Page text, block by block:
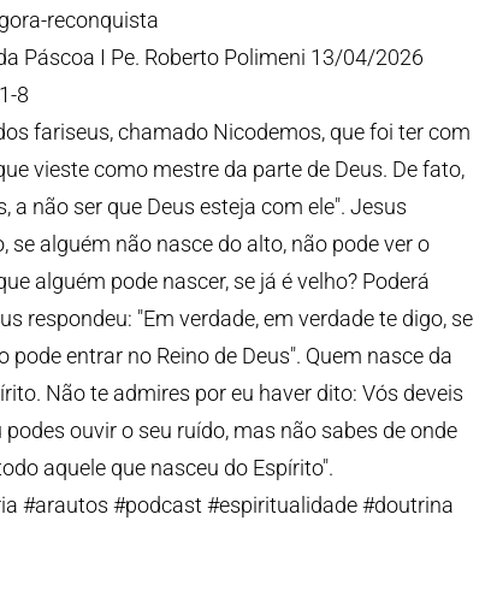
reconquista
Páscoa I Pe. Roberto Polimeni 13/04/2026
8
fariseus, chamado Nicodemos, que foi ter com
vieste como mestre da parte de Deus. De fato,
não ser que Deus esteja com ele". Jesus
se alguém não nasce do alto, não pode ver o
alguém pode nascer, se já é velho? Poderá
respondeu: "Em verdade, em verdade te digo, se
entrar no Reino de Deus". Quem nasce da
Não te admires por eu haver dito: Vós deveis
ouvir o seu ruído, mas não sabes de onde
aquele que nasceu do Espírito".
#arautos #podcast #espiritualidade #doutrina